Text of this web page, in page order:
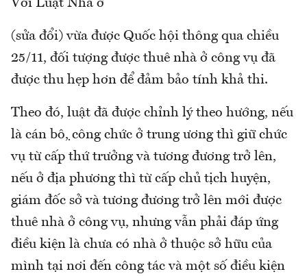
Với Luật Nhà ở
(sửa đổi) vừa được Quốc hội thông qua chiều
25/11, đối tượng được thuê nhà ở công vụ đã
được thu hẹp hơn để đảm bảo tính khả thi.
Theo đó, luật đã được chỉnh lý theo hướng, nếu
là cán bộ, công chức ở trung ương thì giữ chức
vụ từ cấp thứ trưởng và tương đương trở lên,
nếu ở địa phương thì từ cấp chủ tịch huyện,
giám đốc sở và tương đương trở lên mới được
thuê nhà ở công vụ, nhưng vẫn phải đáp ứng
điều kiện là chưa có nhà ở thuộc sở hữu của
mình tại nơi đến công tác và một số điều kiện